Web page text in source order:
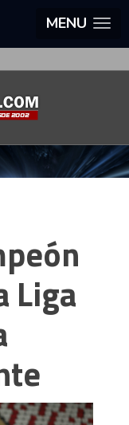
MENU
Liga